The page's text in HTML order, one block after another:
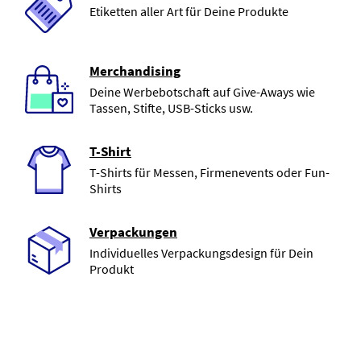
Etiketten aller Art für Deine Produkte
Merchandising
Deine Werbebotschaft auf Give-Aways wie
Tassen, Stifte, USB-Sticks usw.
T-Shirt
T-Shirts für Messen, Firmenevents oder Fun-
Shirts
Verpackungen
Individuelles Verpackungsdesign für Dein
Produkt